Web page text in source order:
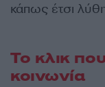
κάπως έτσι
Το κλικ
κοινωνία